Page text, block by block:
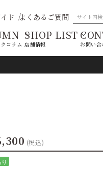
ド よくあるご質問
コラム
SHOP LIST
店舗情報 お問い合
(税込)